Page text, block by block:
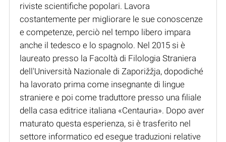
riviste scientifiche popolari. Lavora
costantemente per migliorare le sue conoscenze
e competenze, perciò nel tempo libero impara
anche il tedesco e lo spagnolo. Nel 2015 si è
laureato presso la Facoltà di Filologia Straniera
dell'Università Nazionale di Zaporižžja, dopodiché
ha lavorato prima come insegnante di lingue
straniere e poi come traduttore presso una filiale
della casa editrice italiana «Centauria». Dopo aver
maturato questa esperienza, si è trasferito nel
settore informatico ed esegue traduzioni relative